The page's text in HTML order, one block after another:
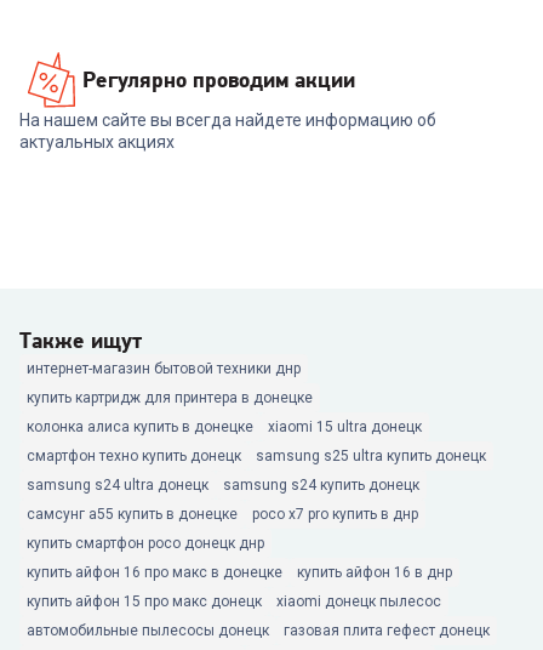
Регулярно проводим акции
На нашем сайте вы всегда найдете информацию об
актуальных акциях
Также ищут
интернет-магазин бытовой техники днр
купить картридж для принтера в донецке
колонка алиса купить в донецке
xiaomi 15 ultra донецк
смартфон техно купить донецк
samsung s25 ultra купить донецк
samsung s24 ultra донецк
samsung s24 купить донецк
самсунг а55 купить в донецке
poco x7 pro купить в днр
купить смартфон poco донецк днр
купить айфон 16 про макс в донецке
купить айфон 16 в днр
купить айфон 15 про макс донецк
xiaomi донецк пылесос
автомобильные пылесосы донецк
газовая плита гефест донецк